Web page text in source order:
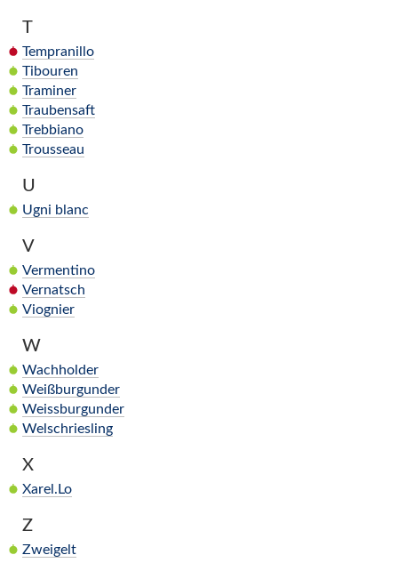
T
Tempranillo
Tibouren
Traminer
Traubensaft
Trebbiano
Trousseau
U
Ugni blanc
V
Vermentino
Vernatsch
Viognier
W
Wachholder
Weißburgunder
Weissburgunder
Welschriesling
X
Xarel.Lo
Z
Zweigelt